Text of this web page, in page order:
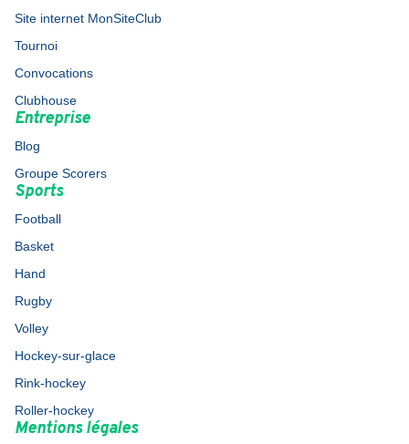
Site internet MonSiteClub
Tournoi
Convocations
Clubhouse
Entreprise
Blog
Groupe Scorers
Sports
Football
Basket
Hand
Rugby
Volley
Hockey-sur-glace
Rink-hockey
Roller-hockey
Mentions légales